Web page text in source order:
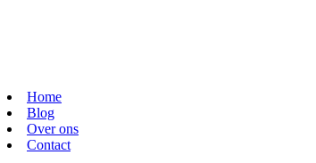
Home
Blog
Over ons
Contact